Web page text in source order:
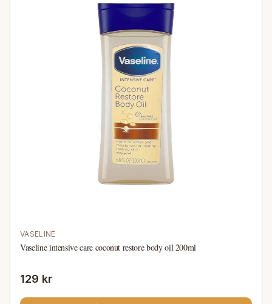
VASELINE
Vaseline intensive care coconut restore body oil 200ml
129 kr